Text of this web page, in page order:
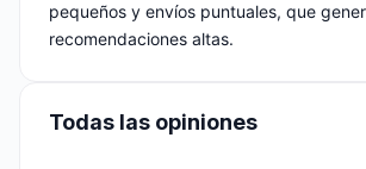
pequeños y envíos puntuales, que
recomendaciones altas.
Todas las opiniones